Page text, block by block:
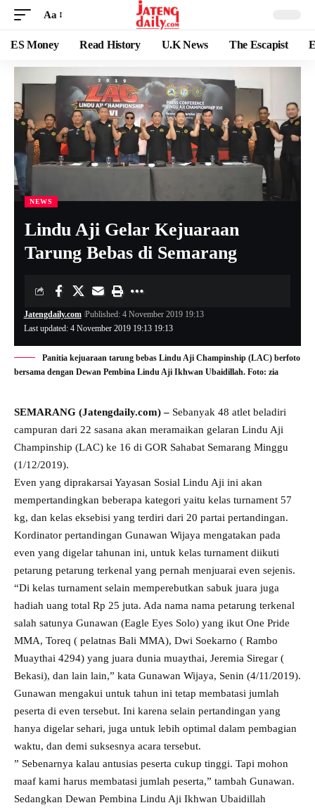
Aa
ES Money Read History U.K News The Escapist
NEWS
Lindu Aji Gelar Kejuaraan
Tarung Bebas di Semarang
Last updated: 4 November 2019 19:13 19:13
Jatengdaily.com Published: 4 November 2019 19:13
Panitia kejuaraan tarung bebas Lindu Aji Champinship (LAC) berfoto
bersama dengan Dewan Pembina Lindu Aji Ikhwan Ubaidillah. Foto: zia
SEMARANG (Jatengdaily.com) – Sebanyak 48 atlet beladiri
campuran dari 22 sasana akan meramaikan gelaran Lindu Aji
Champinship (LAC) ke 16 di GOR Sahabat Semarang Minggu
(1/12/2019).
Even yang diprakarsai Yayasan Sosial Lindu Aji ini akan
mempertandingkan beberapa kategori yaitu kelas turnament 57
kg, dan kelas eksebisi yang terdiri dari 20 partai pertandingan.
Kordinator pertandingan Gunawan Wijaya mengatakan pada
even yang digelar tahunan ini, untuk kelas turnament diikuti
petarung petarung terkenal yang pernah menjuarai even sejenis.
“Di kelas turnament selain memperebutkan sabuk juara juga
hadiah uang total Rp 25 juta. Ada nama nama petarung terkenal
salah satunya Gunawan (Eagle Eyes Solo) yang ikut One Pride
MMA, Toreq ( pelatnas Bali MMA), Dwi Soekarno ( Rambo
Muaythai 4294) yang juara dunia muaythai, Jeremia Siregar (
Bekasi), dan lain lain,” kata Gunawan Wijaya, Senin (4/11/2019).
Gunawan mengakui untuk tahun ini tetap membatasi jumlah
peserta di even tersebut. Ini karena selain pertandingan yang
hanya digelar sehari, juga untuk lebih optimal dalam pembagian
waktu, dan demi suksesnya acara tersebut.
” Sebenarnya kalau antusias peserta cukup tinggi. Tapi mohon
maaf kami harus membatasi jumlah peserta,” tambah Gunawan.
Sedangkan Dewan Pembina Lindu Aji Ikhwan Ubaidillah